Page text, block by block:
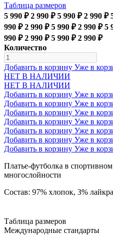
Таблица размеров
5 990 ₽ 2 990 ₽ 5 990 ₽ 2 990 ₽
990 ₽ 2 990 ₽ 5 990 ₽ 2 990 ₽ 5
990 ₽ 2 990 ₽ 5 990 ₽ 2 990 ₽
Количество
Добавить в корзину Уже в
НЕТ В НАЛИЧИИ
НЕТ В НАЛИЧИИ
Добавить в корзину Уже в
Добавить в корзину Уже в
Добавить в корзину Уже в
Добавить в корзину Уже в
Добавить в корзину Уже в
Добавить в корзину Уже в
Добавить в корзину Уже в
Платье-футболка в
многослойности
Состав: 97% хлопок, 3% лайкра
Таблица размеров
Международные стандарты